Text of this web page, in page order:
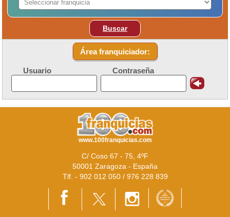
Buscar
Área franquiciador:
Usuario Contraseña
www.100franquicias.com
C/ Coso 67 - 75, 4ºF
50001 Zaragoza - España
Tlf. - 902 012 050 / 976 228 839